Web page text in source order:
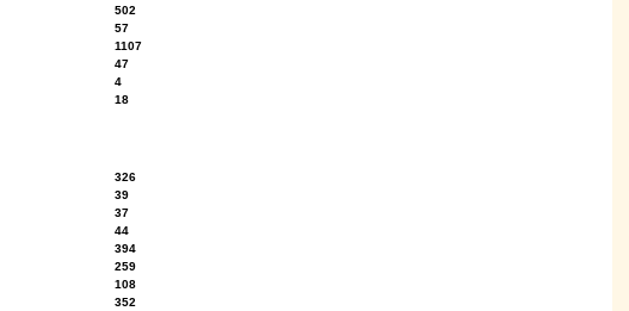
502
57
1107
47
4
18
326
39
37
44
394
259
108
352